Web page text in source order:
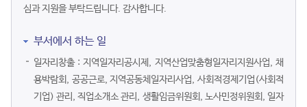
심과 지원을 부탁드립니다. 감사합니다.
부서에서 하는 일
일자리창출 : 지역일자리공시제, 지역산업맞춤형일자리지원사업, 채
용박람회, 공공근로, 지역공동체일자리사업, 사회적경제기업(사회적
기업) 관리, 직업소개소 관리, 생활임금위원회, 노사민정위원회, 일자